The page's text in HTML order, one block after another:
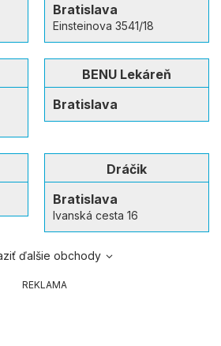
Bratislava
Einsteinova 3541/18
BENU Lekáreň
Bratislava
Dráčik
Bratislava
Ivanská cesta 16
ďalšie obchody
REKLAMA